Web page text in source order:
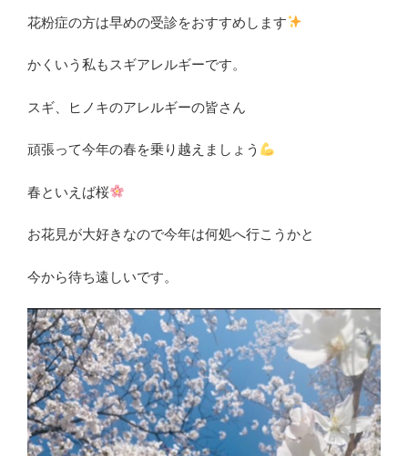
花粉症の方は早めの受診をおすすめします
かくいう私もスギアレルギーです。
スギ、ヒノキのアレルギーの皆さん
頑張って今年の春を乗り越えましょう
春といえば桜
お花見が大好きなので今年は何処へ行こうかと
今から待ち遠しいです。